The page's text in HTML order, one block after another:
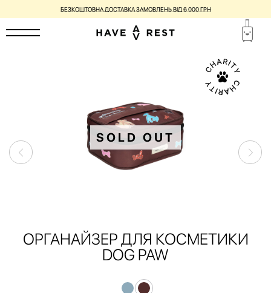
БЕЗКОШТОВНА ДОСТАВКА ЗАМОВЛЕНЬ ВІД 6 000 ГРН
SOLD OUT
ОРГАНАЙЗЕР ДЛЯ КОСМЕТИКИ
DOG PAW